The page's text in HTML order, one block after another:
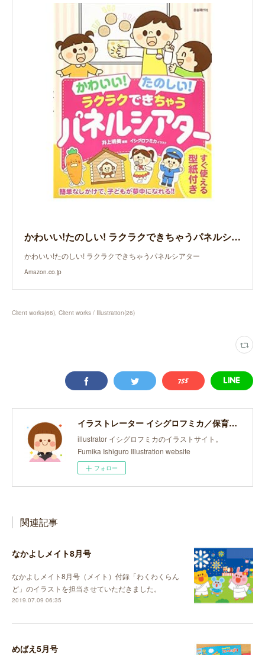
かわいい!たのしい! ラクラクできちゃうパネルシアター
かわいい!たのしい! ラクラクできちゃうパネルシアター
Amazon.co.jp
Client works(66) Client works / Illustration(26)
イラストレーター イシグロフミカ／保育・子どものイラスト
illustrator イシグロフミカのイラストサイト。
Fumika Ishiguro Illustration website
フォロー
関連記事
なかよしメイト8月号
なかよしメイト8月号（メイト）付録「わくわくらん
ど」のイラストを担当させていただきました。
2019.07.09 06:35
めばえ5月号